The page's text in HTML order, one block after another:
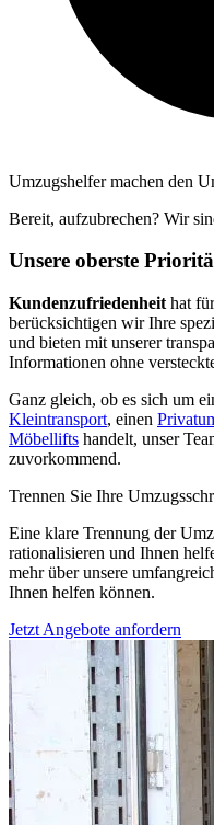
Umzugshelfer machen den
Bereit, aufzubrechen? Wir
Unsere oberste
Kundenzufriedenheit hat
berücksichtigen wir Ihre
und bieten mit unserer
Informationen ohne
Ganz gleich, ob es sich um
Kleintransport, einen
Möbellifts handelt, unser
zuvorkommend.
Trennen Sie Ihre
Eine klare Trennung der
rationalisieren und Ihnen
mehr über unsere
Ihnen helfen können.
Jetzt Angebote anfordern